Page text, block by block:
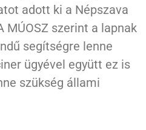
adott ki a Népszava
szerint a lapnak
segítségre lenne
ügyével együtt ez is
szükség állami